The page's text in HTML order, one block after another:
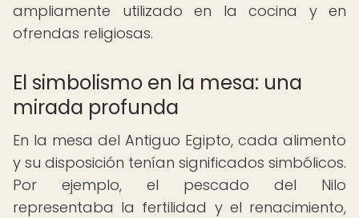
ampliamente utilizado en la cocina y en
ofrendas religiosas.
El simbolismo en la mesa: una
mirada profunda
En la mesa del Antiguo Egipto, cada alimento
y su disposición tenían significados simbólicos.
Por ejemplo, el pescado del Nilo
representaba la fertilidad y el renacimiento,